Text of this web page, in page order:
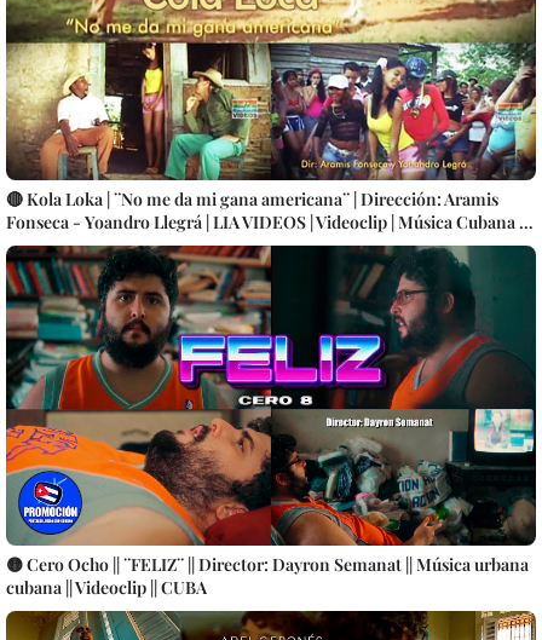
🔴 Kola Loka | ¨No me da mi gana americana¨ | Dirección: Aramis
Fonseca - Yoandro Llegrá | LIA VIDEOS | Videoclip | Música Cubana |
Artistas Cubanos | Canción | CUBA
🟡 Cero Ocho || ¨FELIZ¨ || Director: Dayron Semanat || Música urbana
cubana || Videoclip || CUBA